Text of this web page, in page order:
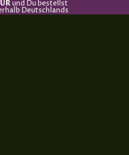
und Du bestellst
Deutschlands